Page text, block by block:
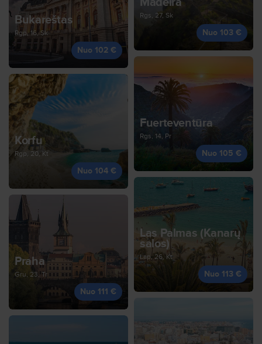
Bukareštas
Rgp, 16, Sk
Nuo 102 €
Rgs, 27, Sk
Nuo 103 €
Korfu
Rgp, 20, Kt
Nuo 104 €
Fuerteventūra
Rgs, 14, Pr
Nuo 105 €
Praha
Gru, 23, Tr
Nuo 111 €
Las Palmas (Kanarų
salos)
Lap, 26, Kt
Nuo 113 €